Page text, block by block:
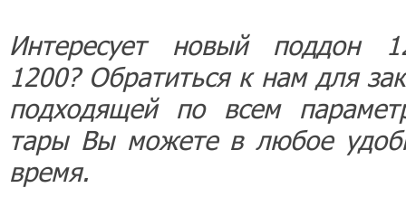
Интересует новый поддон
1200? Обратиться к нам для
подходящей по всем
тары Вы можете в любое
время.